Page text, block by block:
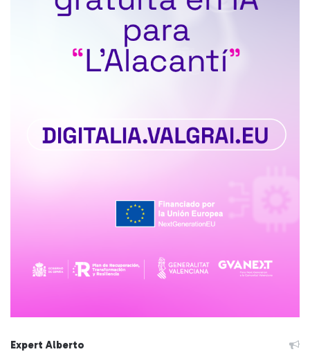
Expert Alberto